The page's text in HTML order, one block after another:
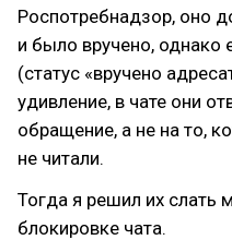
Роспотребнадзор, оно
и было вручено, однако
(статус «вручено
удивление, в чате они
обращение, а не на то,
не читали.
Тогда я решил их слать
блокировке чата.